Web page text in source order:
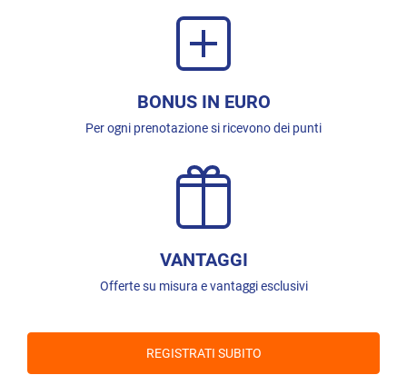
BONUS IN EURO
Per ogni prenotazione si ricevono dei punti
VANTAGGI
Offerte su misura e vantaggi esclusivi
REGISTRATI SUBITO